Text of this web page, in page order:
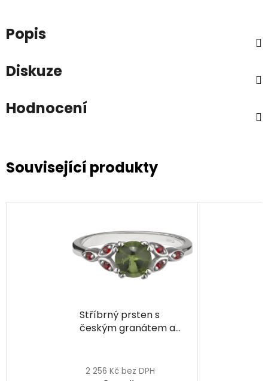
Popis
Diskuze
Hodnocení
Související produkty
Stříbrný prsten s
českým granátem a
hodnocení
2 256 Kč bez DPH